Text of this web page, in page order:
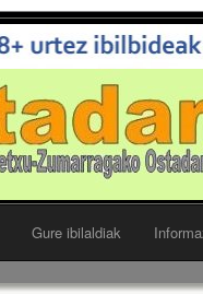
Gure ibilaldiak